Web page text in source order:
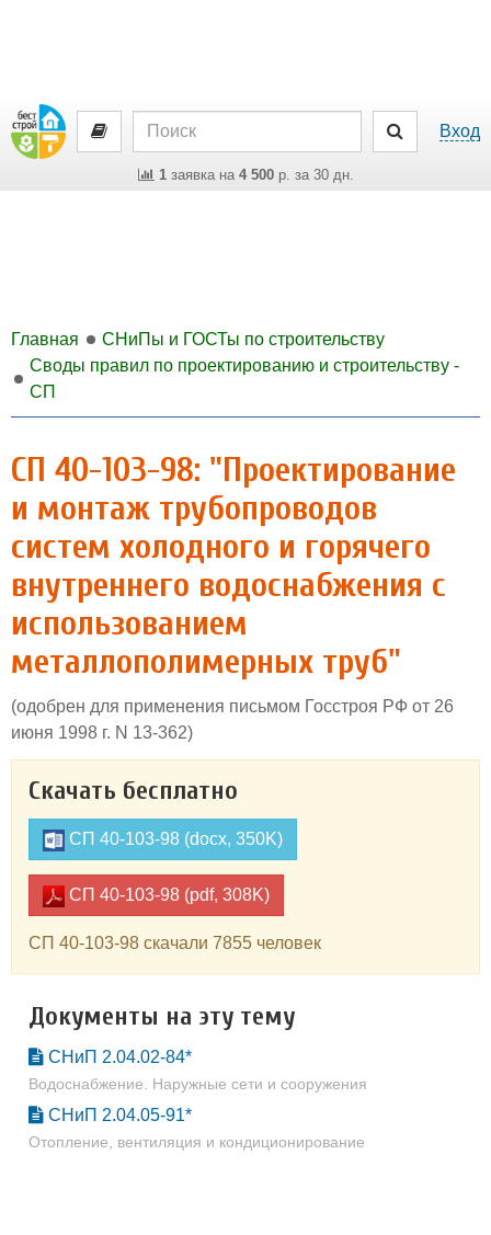
Вход
1заявка на 4 500р. за 30 дн.
Главная
СНиПы и ГОСТы по строительству
Своды правил по проектированию и строительству -
СП
СП 40-103-98: "Проектирование
и монтаж трубопроводов
систем холодного и горячего
внутреннего водоснабжения с
использованием
металлополимерных труб"
(одобрен для применения письмом Госстроя РФ от 26
июня 1998 г. N 13-362)
Скачать бесплатно
СП 40-103-98 (docx, 350K)
СП 40-103-98 (pdf, 308K)
СП 40-103-98 скачали 7855 человек
Документы на эту тему
СНиП 2.04.02-84*
Водоснабжение. Наружные сети и сооружения
СНиП 2.04.05-91*
Отопление, вентиляция и кондиционирование